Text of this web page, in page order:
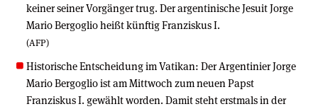
keiner seiner Vorgänger trug. Der argentinische Jesuit Jorge
Mario Bergoglio heißt künftig Franziskus I.
(AFP)
Historische Entscheidung im Vatikan: Der Argentinier Jorge
Mario Bergoglio ist am Mittwoch zum neuen Papst
Franziskus I. gewählt worden. Damit steht erstmals in der